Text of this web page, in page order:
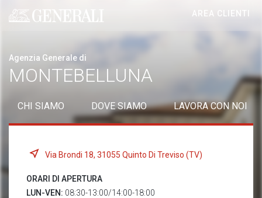
Generali logo
AREA CLIENTI
Agenzia Generale di
MONTEBELLUNA
CHI SIAMO DOVE SIAMO LAVORA CON NOI
Via Brondi 18, 31055 Quinto Di Treviso (TV)
ORARI DI APERTURA
LUN-VEN: 08:30-13:00/14:00-18:00